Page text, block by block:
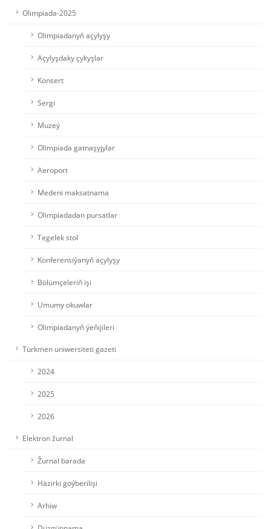
Olimpiada-2025
Olimpiadanyň açylyşy
Açylyşdaky çykyşlar
Konsert
Sergi
Muzeý
Olimpiada gatnaşyjylar
Aeroport
Medeni maksatnama
Olimpiadadan pursatlar
Tegelek stol
Konferensiýanyň açylyşy
Bölümçeleriň işi
Umumy okuwlar
Olimpiadanyň ýeňijileri
Türkmen uniwersiteti gazeti
2024
2025
2026
Elektron žurnal
Žurnal barada
Häzirki goýberilişi
Arhiw